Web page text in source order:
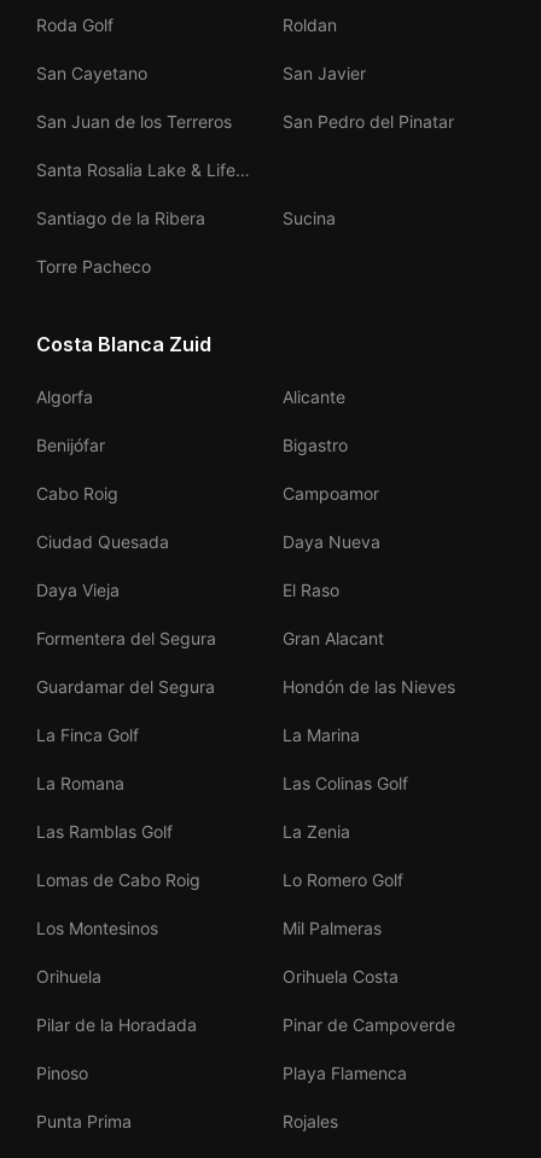
Roda Golf Roldan
San Cayetano San Javier
San Juan de los Terreros San Pedro del Pinatar
Santa Rosalia Lake & Life
Santiago de la Ribera
Sucina
Torre Pacheco
Costa Blanca Zuid
Algorfa Alicante
Benijófar Bigastro
Cabo Roig Campoamor
Ciudad Quesada Daya Nueva
Daya Vieja El Raso
Formentera del Segura Gran Alacant
Guardamar del Segura Hondón de las Nieves
La Finca Golf La Marina
La Romana Las Colinas Golf
Las Ramblas Golf La Zenia
Lomas de Cabo Roig Lo Romero Golf
Los Montesinos Mil Palmeras
Orihuela Orihuela Costa
Pilar de la Horadada Pinar de Campoverde
Pinoso Playa Flamenca
Punta Prima Rojales